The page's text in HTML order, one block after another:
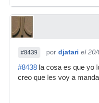
#8439 por djatari el
#8438 la cosa es que yo
creo que les voy a